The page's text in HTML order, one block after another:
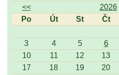
<<
2026
Po
Út St Čt
3
4 5 6
10
11 12 13
17
18 19 20